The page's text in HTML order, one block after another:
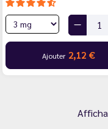
Ajouter 2,12 €